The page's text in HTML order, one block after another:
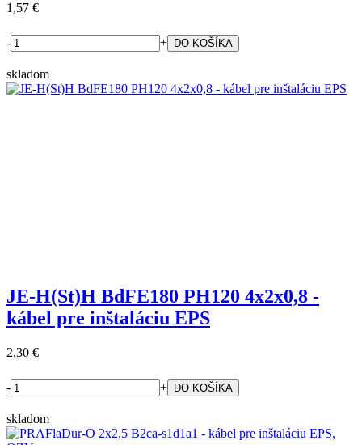
1,57 €
- +
skladom
JE-H(St)H BdFE180 PH120 4x2x0,8 -
kábel pre inštaláciu EPS
2,30 €
- +
skladom